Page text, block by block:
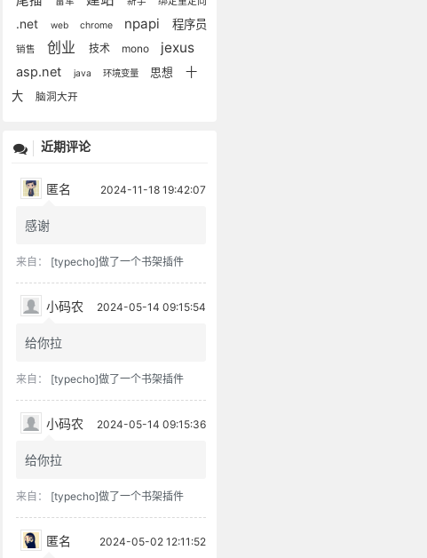
.net web chrome npapi 程序员
销售 创业 技术 mono jexus
asp.net java 环境变量 思想
十
大
脑洞大开
近期评论
匿名 2024-11-18 19:42:07
感谢
来自： [typecho]做了一个书架插件
小码农 2024-05-14 09:15:54
给你拉
来自： [typecho]做了一个书架插件
小码农 2024-05-14 09:15:36
给你拉
来自： [typecho]做了一个书架插件
匿名 2024-05-02 12:11:52